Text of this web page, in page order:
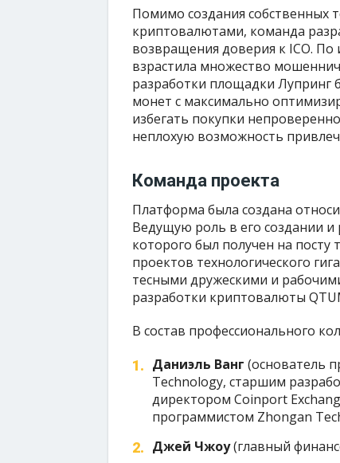
Помимо создания собственных
криптовалютами, команда
возвращения доверия к ICO.
взрастила множество
разработки площадки Лупринг
монет с максимально
избегать покупки
неплохую возможность
Команда проекта
Платформа была создана
Ведущую роль в его создании
которого был получен на посту
проектов технологического
тесными дружескими и
разработки криптовалюты
В состав профессионального
Даниэль Ванг (основатель
Technology, старшим
директором Coinport
программистом Zhongan
Джей Чжоу(главный